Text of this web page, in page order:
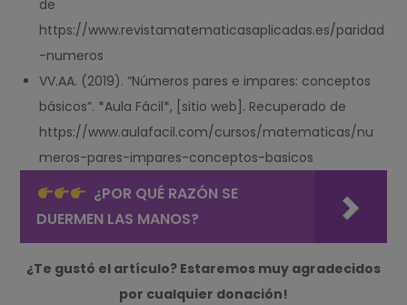
de
https://www.revistamatematicasaplicadas.es/paridad
-numeros
VV.AA. (2019). “Números pares e impares: conceptos
básicos”. *Aula Fácil*, [sitio web]. Recuperado de
https://www.aulafacil.com/cursos/matematicas/nu
meros-pares-impares-conceptos-basicos
¿POR QUÉ RAZÓN SE
DUERMEN LAS MANOS?
¿Te gustó el artículo? Estaremos muy agradecidos
por cualquier donación!